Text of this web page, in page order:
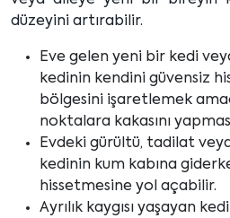
düzeyini artırabilir.
Eve gelen yeni bir kedi
kedinin kendini güvensiz
bölgesini işaretlemek
noktalara kakasını
Evdeki gürültü, tadilat
kedinin kum kabına
hissetmesine yol açabilir.
Ayrılık kaygısı yaşayan